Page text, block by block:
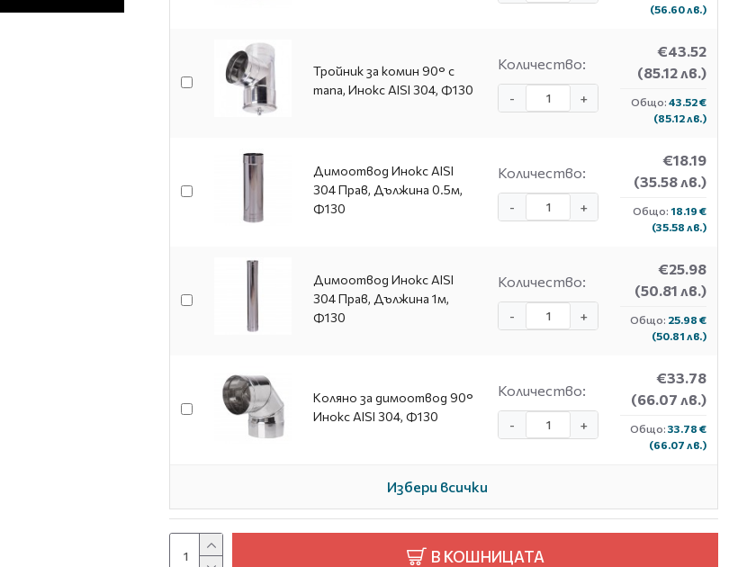
(56.60 лв.)
Тройник за комин 90° с
тапа, Инокс AISI 304, Ф130
Количество:
- +
€43.52
(85.12 лв.)
Общо: 43.52 €
(85.12 лв.)
Димоотвод Инокс AISI
304 Прав, Дължина 0.5м,
Ф130
Количество:
- +
€18.19
(35.58 лв.)
Общо: 18.19 €
(35.58 лв.)
Димоотвод Инокс AISI
304 Прав, Дължина 1м,
Ф130
Количество:
- +
€25.98
(50.81 лв.)
Общо: 25.98 €
(50.81 лв.)
Коляно за димоотвод 90°
Инокс AISI 304, Ф130
Количество:
- +
€33.78
(66.07 лв.)
Общо: 33.78 €
(66.07 лв.)
Избери всички
В КОШНИЦАТА